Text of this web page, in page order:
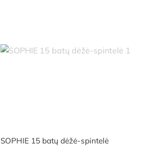
SOPHIE 15 batų dėžė-spintelė